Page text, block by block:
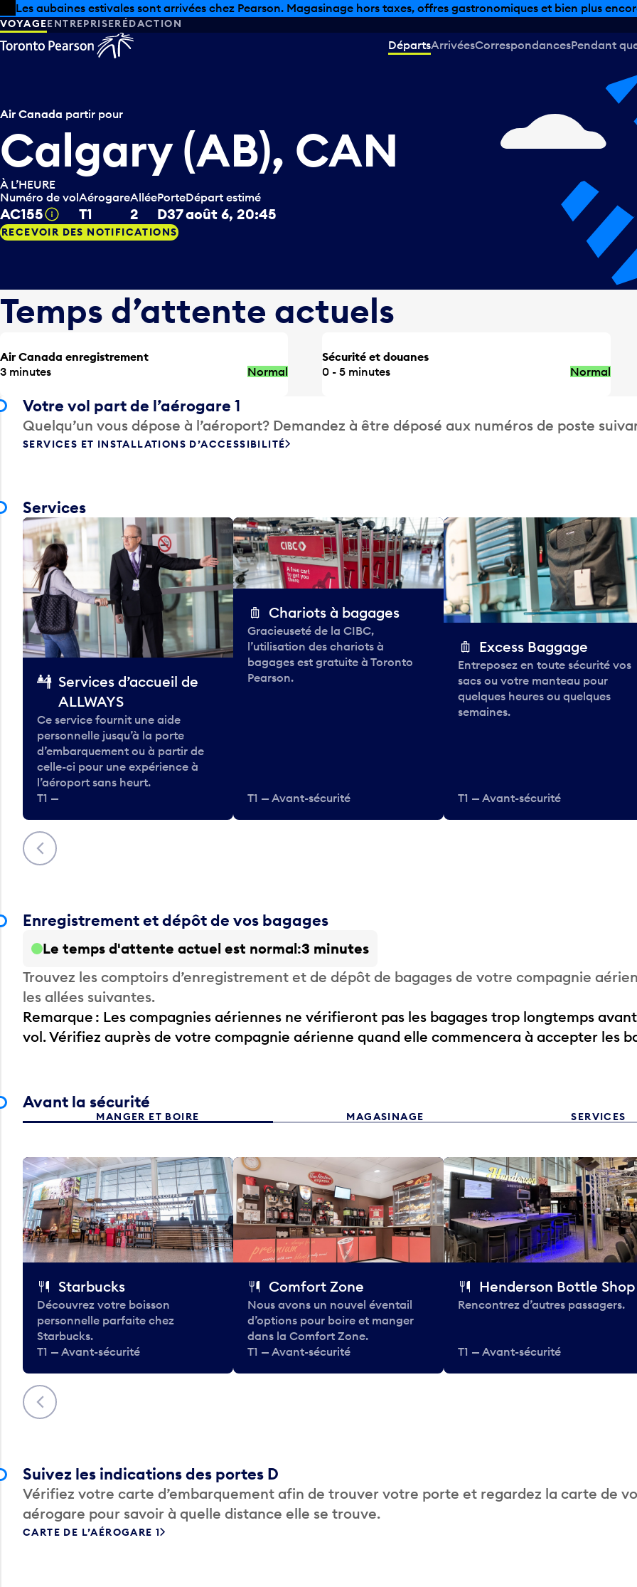
Skip to offers
Passer au contenu principal
Les aubaines estivales sont arrivées chez Pearson. Magasinage hors taxes, offres gastronomiques et bien plus
VOYAGEENTREPRISERÉDACTION
DépartsArrivéesCorrespondancesPendant
Air Canada partir pour
Calgary (AB), CAN
À L’HEURE
Numéro de vol
AC155 Infobulle
Aérogare
T1
Allée
2
Porte
D37
Départ estimé
août 6, 20:45
RECEVOIR DES NOTIFICATIONS
Temps d’attente actuels
Air Canada enregistrement
3 minutes
Normal
Sécurité et douanes
0 - 5 minutes
Normal
Votre vol part de l’aérogare 1
Quelqu’un vous dépose à l’aéroport? Demandez à être déposé aux numéros de poste
SERVICES ET INSTALLATIONS D’ACCESSIBILITÉ
Services
Précédent
Services d’accueil de
ALLWAYS
Ce service fournit une aide
personnelle jusqu’à la porte
d’embarquement ou à partir de
celle-ci pour une expérience à
l’aéroport sans heurt.
T1 —
Chariots à bagages
Gracieuseté de la CIBC,
l’utilisation des chariots à
bagages est gratuite à Toronto
Pearson.
T1 — Avant-sécurité
Excess Baggage
Entreposez en toute sécurité vos
sacs ou votre manteau pour
quelques heures ou quelques
semaines.
T1 — Avant-sécurité
Enregistrement et dépôt de vos bagages
Le temps d'attente actuel est normal 3 minutes
Trouvez les comptoirs d’enregistrement et de dépôt de bagages de votre compagnie
les allées suivantes.
Remarque : Les compagnies aériennes ne vérifieront pas les bagages trop longtemps
vol. Vérifiez auprès de votre compagnie aérienne quand elle commencera à accepter les
Avant la sécurité
MANGER ET BOIRE MAGASINAGE SERVICES
Précédent
Starbucks
Découvrez votre boisson
personnelle parfaite chez
Starbucks.
T1 — Avant-sécurité
Comfort Zone
Nous avons un nouvel éventail
d’options pour boire et manger
dans la Comfort Zone.
T1 — Avant-sécurité
Henderson Bottle Shop
Rencontrez d’autres passagers.
T1 — Avant-sécurité
Suivez les indications des portes D
Vérifiez votre carte d’embarquement afin de trouver votre porte et regardez la carte de
aérogare pour savoir à quelle distance elle se trouve.
CARTE DE L’AÉROGARE 1